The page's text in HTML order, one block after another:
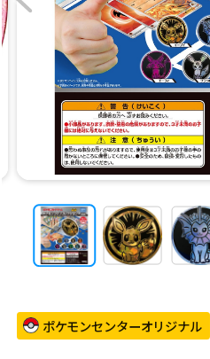
ポケモンセンターオリジナル